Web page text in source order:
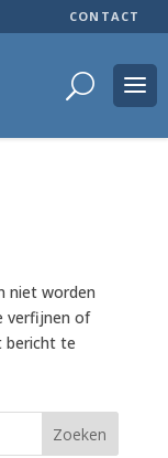
CONTACT
niet worden
verfijnen of
bericht te